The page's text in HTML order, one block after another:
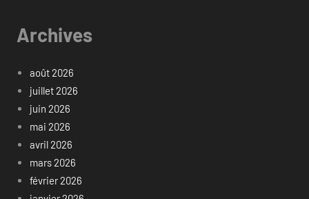
Archives
août 2026
juillet 2026
juin 2026
mai 2026
avril 2026
mars 2026
février 2026